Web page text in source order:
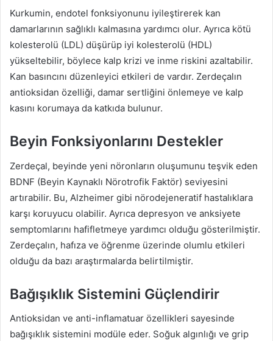
Kurkumin, endotel fonksiyonunu iyileştirerek kan
damarlarının sağlıklı kalmasına yardımcı olur. Ayrıca kötü
kolesterolü (LDL) düşürüp iyi kolesterolü (HDL)
yükseltebilir, böylece kalp krizi ve inme riskini azaltabilir.
Kan basıncını düzenleyici etkileri de vardır. Zerdeçalın
antioksidan özelliği, damar sertliğini önlemeye ve kalp
kasını korumaya da katkıda bulunur.
Beyin Fonksiyonlarını Destekler
Zerdeçal, beyinde yeni nöronların oluşumunu teşvik eden
BDNF (Beyin Kaynaklı Nörotrofik Faktör) seviyesini
artırabilir. Bu, Alzheimer gibi nörodejeneratif hastalıklara
karşı koruyucu olabilir. Ayrıca depresyon ve anksiyete
semptomlarını hafifletmeye yardımcı olduğu gösterilmiştir.
Zerdeçalın, hafıza ve öğrenme üzerinde olumlu etkileri
olduğu da bazı araştırmalarda belirtilmiştir.
Bağışıklık Sistemini Güçlendirir
Antioksidan ve anti-inflamatuar özellikleri sayesinde
bağışıklık sistemini modüle eder. Soğuk algınlığı ve grip